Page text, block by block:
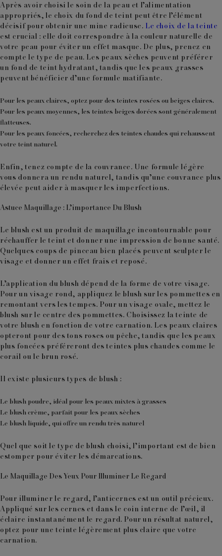
Après avoir choisi le soin de la peau et l’alimentation
appropriés, le choix du fond de teint peut être l’élément
décisif pour obtenir une mine radieuse. Le choix de la teinte
est crucial : elle doit correspondre à la couleur naturelle de
votre peau pour éviter un effet masque. De plus, prenez en
comptele type de peau. Les peaux sèches peuvent préférer
un fond de teint hydratant, tandis que les peaux grasses
peuvent bénéficier d’une formule matifiante.
Pour les peaux claires, optez pour des teintes rosées ou beiges claires.
Pour les peaux moyennes, les teintes beiges dorées sont généralement
flatteuses.
Pour les peaux foncées, recherchez des teintes chaudes qui rehaussent
votre teint naturel.
Enfin, tenez compte de la couvrance. Une formule légère
vous donnera un rendu naturel, tandis qu’une couvrance plus
élevée peut aider à masquer les imperfections.
Astuce Maquillage : L’importance Du Blush
Le blush est un produit de maquillage incontournable pour
réchauffer le teint et donner une impression de bonne santé.
Quelques coups de pinceau bien placés peuvent sculpter le
visage et donner un effet frais et reposé.
L’application du blush dépend de la forme de votre visage.
Pour un visage rond, appliquez le blush sur les pommettes en
remontant vers les tempes. Pour un visage ovale, mettez le
blush sur le centre des pommettes. Choisissez la teinte de
votre blush en fonction de votre carnation. Les peaux claires
opteront pour des tons roses ou pêche, tandis que les peaux
plus foncées préféreront des teintes plus chaudes comme le
corail ou le brun rosé.
Il existe plusieurs types de blush :
Le blush poudre, idéal pour les peaux mixtes à grasses
Le blush crème, parfait pour les peaux sèches
Le blush liquide, qui offre un rendu très naturel
Quel que soit le type de blush choisi, l’important est de bien
estomper pour éviter les démarcations.
Le Maquillage Des Yeux Pour Illuminer Le Regard
Pour illuminer le regard, l’anticernes est un outil précieux.
Appliqué sur les cernes et dans le coin interne de l’œil, il
éclaire instantanément le regard. Pour un résultat naturel,
optez pour une teinte légèrement plus claire que votre
carnation.